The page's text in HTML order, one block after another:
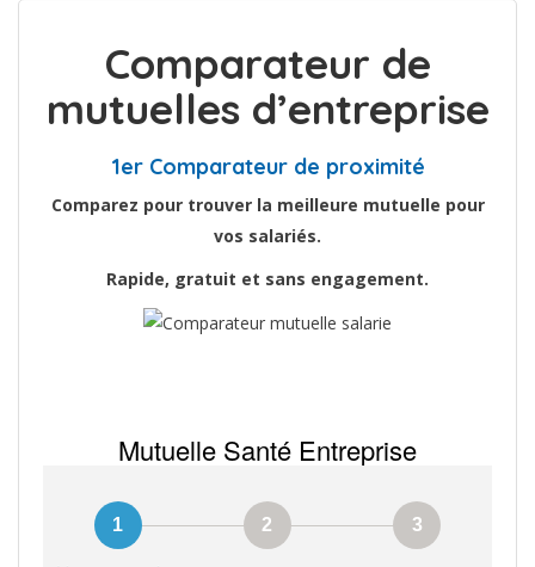
Comparateur de
mutuelles d’entreprise
1er Comparateur de proximité
Comparez pour trouver la meilleure mutuelle pour
vos salariés.
Rapide, gratuit et sans engagement.